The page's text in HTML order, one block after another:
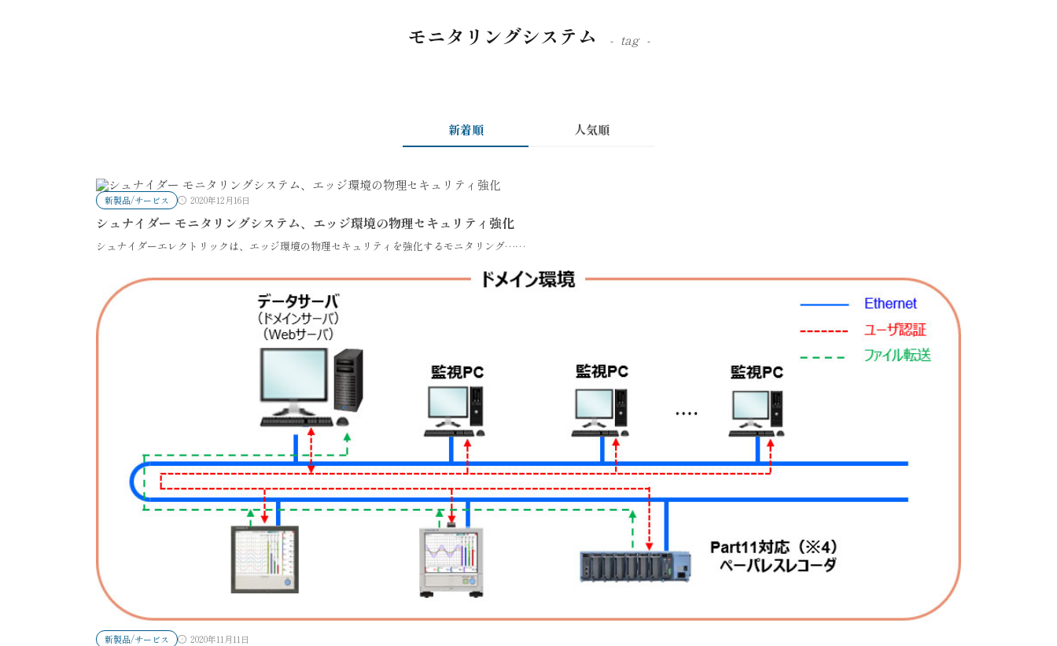
モニタリングシステム tag
新着順 人気順
新製品/サービス 2020年12月16日
シュナイダー モニタリングシステム、エッジ環境の物理セキュリティ強化
シュナイダーエレクトリックは、エッジ環境の物理セキュリティを強化するモニタリング……
新製品/サービス 2020年11月11日